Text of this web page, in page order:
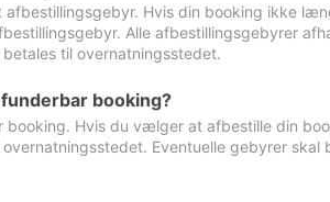
Hvis din booking ikke
Alle afbestillingsgebyrer
til overnatningsstedet.
booking?
Hvis du vælger at afbestille din
Eventuelle gebyrer skal